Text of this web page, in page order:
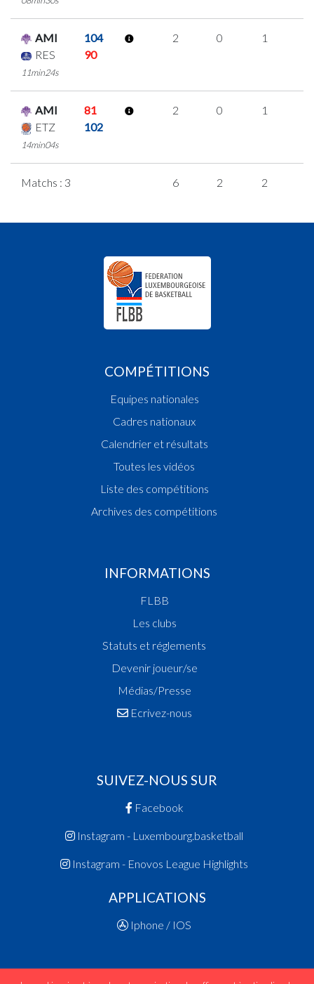
AMI
104
RES
90
11min24s
2 0 1
AMI
81
ETZ
102
14min04s
2 0 1
Matchs : 3 6 2 2
COMPÉTITIONS
Equipes nationales
Cadres nationaux
Calendrier et résultats
Toutes les vidéos
Liste des compétitions
Archives des compétitions
INFORMATIONS
FLBB
Les clubs
Statuts et réglements
Devenir joueur/se
Médias/Presse
Ecrivez-nous
SUIVEZ-NOUS SUR
Facebook
Instagram - Luxembourg.basketball
Instagram - Enovos League Highlights
APPLICATIONS
Iphone / IOS